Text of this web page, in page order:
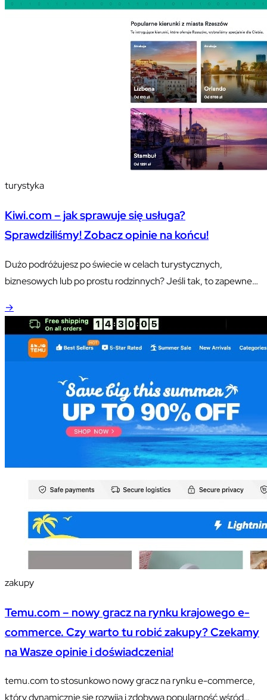
turystyka
Kiwi.com – jak sprawuje się usługa?
Sprawdziliśmy! Zobacz opinie na końcu!
Dużo podróżujesz po świecie w celach turystycznych,
biznesowych lub po prostu rodzinnych? Jeśli tak, to zapewne
rezerwację biletów u różnych przewoźników.
→
zakupy
Temu.com – nowy gracz na rynku krajowego e-
commerce. Czy warto tu robić zakupy? Czekamy
na Wasze opinie i doświadczenia!
temu.com to stosunkowo nowy gracz na rynku e-commerce,
który dynamicznie się rozwija i zdobywa popularność wśród